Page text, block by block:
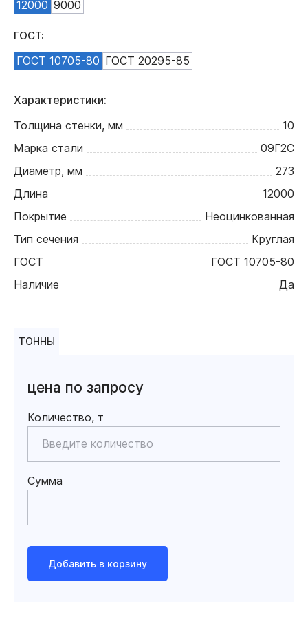
12000 9000
ГОСТ:
ГОСТ 10705-80 ГОСТ 20295-85
Характеристики:
Толщина стенки, мм
10
Марка стали
09Г2С
Диаметр, мм
273
Длина
12000
Покрытие
Неоцинкованная
Тип сечения
Круглая
ГОСТ
ГОСТ 10705-80
Наличие
Да
ТОННЫ
цена по запросу
Количество, т
Сумма
Добавить в корзину